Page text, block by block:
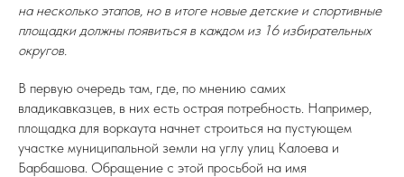
на несколько этапов, но в итоге новые детские и спортивные
площадки должны появиться в каждом из 16 избирательных
округов.
В первую очередь там, где, по мнению самих
владикавказцев, в них есть острая потребность. Например,
площадка для воркаута начнет строиться на пустующем
участке муниципальной земли на углу улиц Калоева и
Барбашова. Обращение с этой просьбой на имя